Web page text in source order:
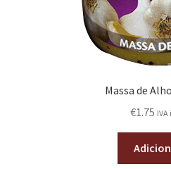
Massa de
€1.75